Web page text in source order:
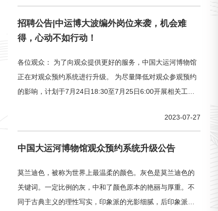
招聘公告|中运博大波编外岗位来袭，机会难
得，心动不如行动！
各位观众： 为了向观众提供更好的服务，中国大运河博物馆
正在对观众预约系统进行升级。 为尽量降低对观众参观预约
的影响，计划于7月24日18:30至7月25日6:00开展相关工
2023-07-27
中国大运河博物馆观众预约系统升级公告
莫兰迪色，被称为世界上最温柔的颜色。灰色是莫兰迪色的
关键词。一定比例的灰，中和了颜色原本的艳丽与厚重。不
同于古典主义的理性写实，印象派的光影细腻，后印象派的